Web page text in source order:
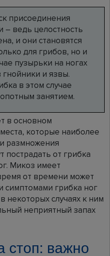
присоединения
– ведь целостность
и они становятся
для грибов, но и
пузырьки на ногах
гнойники и язвы.
в этом случае
занятием.
в основном
которые наиболее
размножения
пострадать от грибка
Микоз имеет
от времени может
симптомами грибка ног
некоторых случаях к ним
неприятный запах
стоп: важно